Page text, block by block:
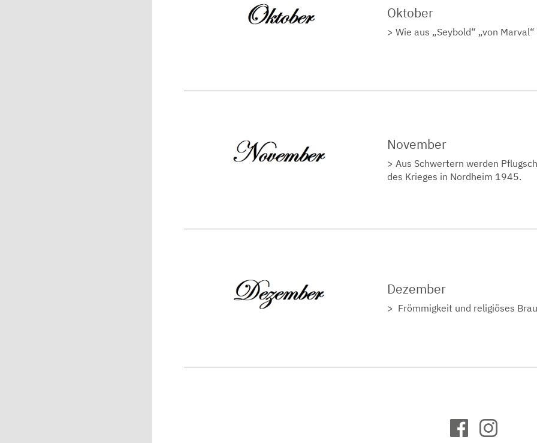
Oktober
Wie aus „Seybold“ „von
November
Aus Schwertern werden
des Krieges in Nordheim 1945.
Dezember
Frömmigkeit und religiöses